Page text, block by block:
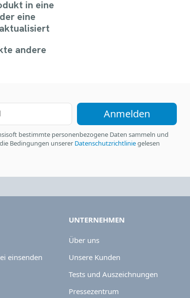
in eine
eine
andere
Anmelden
bestimmte personenbezogene Daten sammeln und
Bedingungen unserer Datenschutzrichtliniegelesen
einsenden
UNTERNEHMEN
Über uns
Unsere Kunden
Tests und Auszeichnungen
Pressezentrum